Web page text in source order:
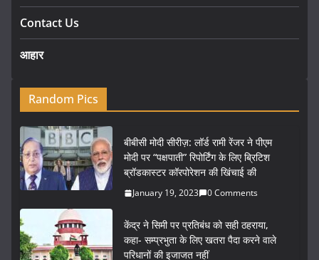
Contact Us
आहार
Random Pics
बीबीसी मोदी सीरीज़: लॉर्ड रामी रेंजर ने पीएम
मोदी पर “पक्षपाती” रिपोर्टिंग के लिए ब्रिटिश
ब्रॉडकास्टर कॉरपोरेशन की खिंचाई की
January 19, 2023 0 Comments
केंद्र ने सिमी पर प्रतिबंध को सही ठहराया,
कहा- सम्प्रभुता के लिए खतरा पैदा करने वाले
परिधानों की इजाजत नहीं